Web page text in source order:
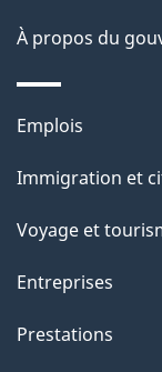
t
i
o
s
u
c
e
À propos du
Thèmes
sujets
Emplois
Immigration et
Voyage et
Entreprises
Prestations